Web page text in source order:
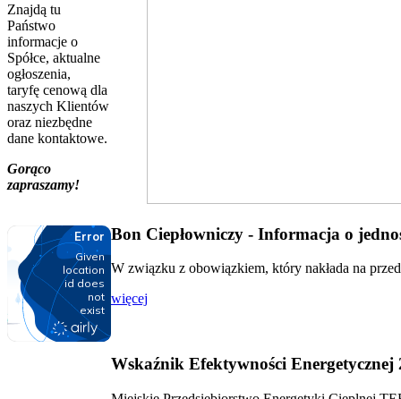
Znajdą tu
Państwo
informacje o
Spółce, aktualne
ogłoszenia,
taryfę cenową dla
naszych Klientów
oraz niezbędne
dane kontaktowe.
Gorąco
zapraszamy!
Bon Ciepłowniczy - Informacja o
W związku z obowiązkiem, który nakłada na
więcej
Wskaźnik Efektywności Energetycznej